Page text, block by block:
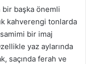
bir başka önemli
kahverengi tonlarda
bir imaj
yaz aylarında
saçında ferah ve